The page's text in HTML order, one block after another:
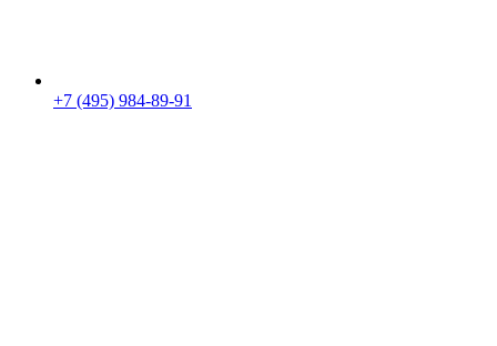
+7 (495) 984-89-91